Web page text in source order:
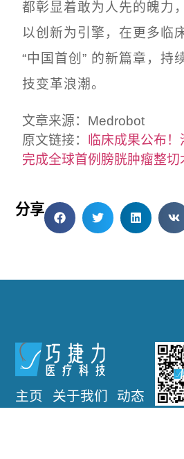
分享
都彰显着敢为人先的魄力
以创新为引擎，在更多临
“中国首创” 的新篇章，持
技变革浪潮。
文章来源：Medrobot
原文链接： 临床成果公布！
完成全球首例膀胱肿瘤整切
主页 关于我们 动态